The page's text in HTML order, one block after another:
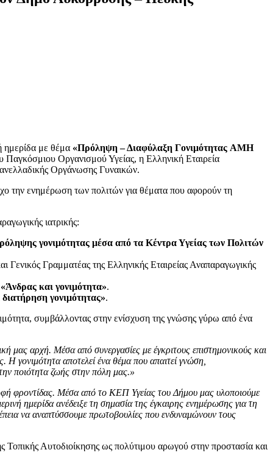
ημερίδα με θέμα «Πρόληψη – Διαφύλαξη Γονιμότητας AMH
Οργανισμού Υγείας, η Ελληνική Εταιρεία
Οργάνωσης Γυναικών.
την ενημέρωση των πολιτών για θέματα που αφορούν τη
ιατρικής:
γονιμότητας μέσα από τα Κέντρα Υγείας των Πολιτών
Γραμματέας της Ελληνικής Εταιρείας Αναπαραγωγικής
«Άνδρας και γονιμότητα».
γονιμότητας».
συμβάλλοντας στην ενίσχυση της γνώσης γύρω από ένα
μας αρχή. Μέσα από συνεργασίες με έγκριτους επιστημονικούς και
Η γονιμότητα αποτελεί ένα θέμα που απαιτεί γνώση,
ποιότητα ζωής στην πόλη μας.»
φροντίδας. Μέσα από το ΚΕΠ Υγείας του Δήμου μας υλοποιούμε
ημερίδα ανέδειξε τη σημασία της έγκαιρης ενημέρωσης για τη
να αναπτύσσουμε πρωτοβουλίες που ενδυναμώνουν τους
Αυτοδιοίκησης ως πολύτιμου αρωγού στην προστασία και